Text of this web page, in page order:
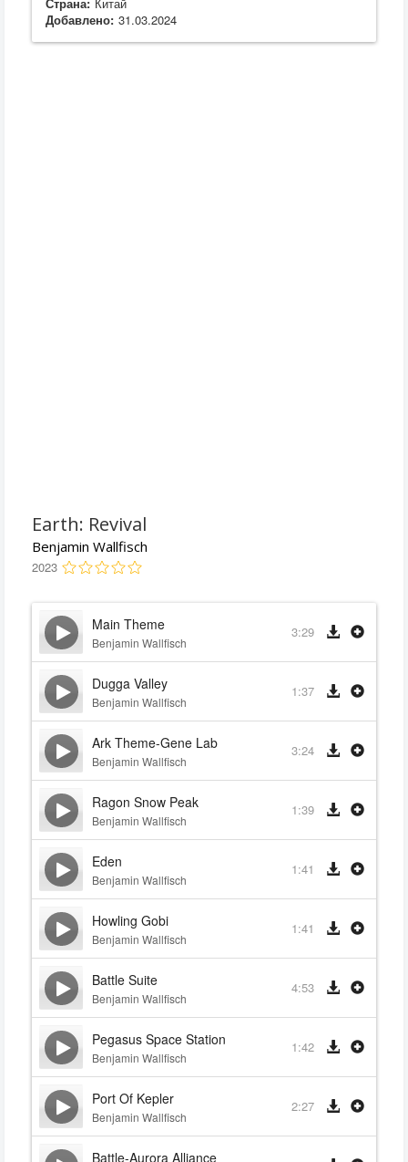
Добавлено: 31.03.2024
Earth: Revival
Benjamin Wallfisch
2023
Main Theme
Benjamin Wallfisch
3:29
Dugga Valley
Benjamin Wallfisch
1:37
Ark Theme-Gene Lab
Benjamin Wallfisch
3:24
Ragon Snow Peak
Benjamin Wallfisch
1:39
Eden
Benjamin Wallfisch
1:41
Howling Gobi
Benjamin Wallfisch
1:41
Battle Suite
Benjamin Wallfisch
4:53
Pegasus Space Station
Benjamin Wallfisch
1:42
Port Of Kepler
Benjamin Wallfisch
2:27
Battle-Aurora Alliance